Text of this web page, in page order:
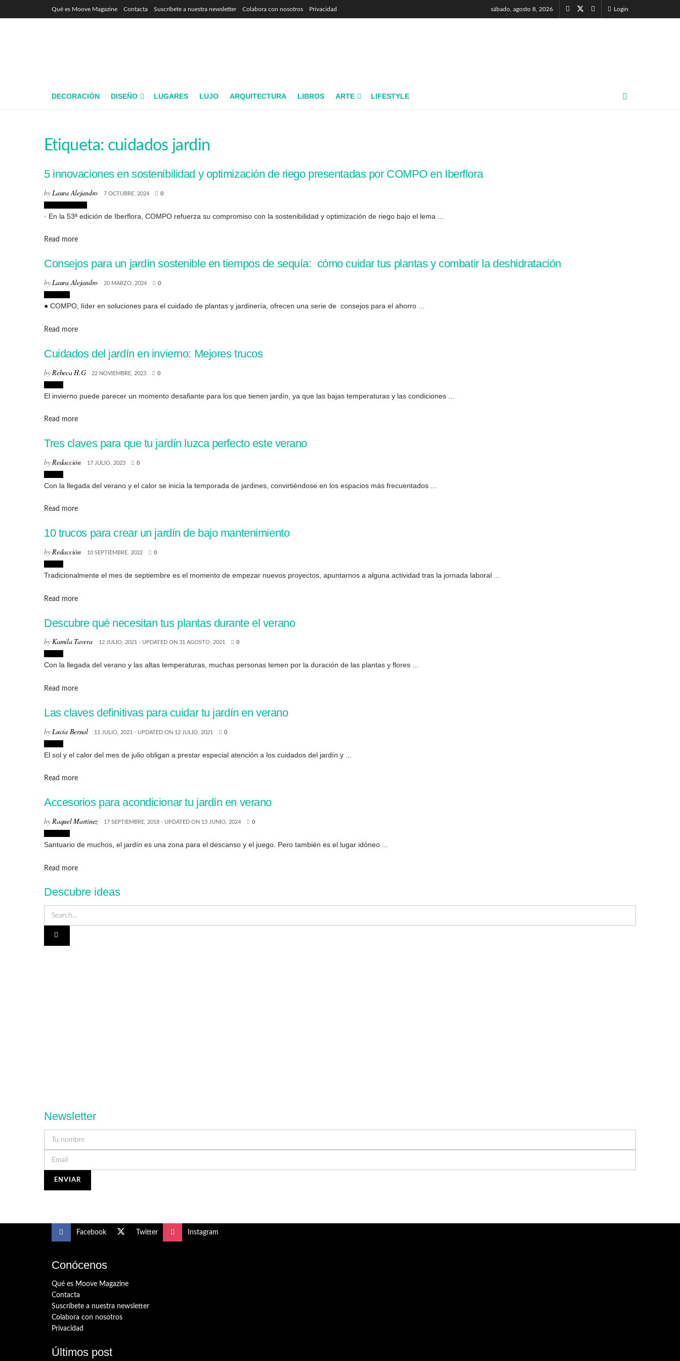
Qué es Moove Magazine Contacta Suscríbete a nuestra newsletter Colabora con nosotros Privacidad sábado, agosto 8, 2026 Login
DECORACIÓN DISEÑO LUGARES LUJO ARQUITECTURA LIBROS ARTE LIFESTYLE
Etiqueta: cuidados jardin
5 innovaciones en sostenibilidad y optimización de riego presentadas por COMPO en Iberflora
byLaura Alejandro 7 OCTUBRE, 2024 0
· En la 53ª edición de Iberflora, COMPO refuerza su compromiso con la sostenibilidad y optimización de riego bajo el lema ...
Read moreDetails
Consejos para un jardín sostenible en tiempos de sequía: cómo cuidar tus plantas y combatir la deshidratación
byLaura Alejandro 20 MARZO, 2024 0
● COMPO, líder en soluciones para el cuidado de plantas y jardinería, ofrecen una serie de consejos para el ahorro ...
Read moreDetails
Cuidados del jardín en invierno: Mejores trucos
by Rebeca H.G 22 NOVIEMBRE, 2023 0
El invierno puede parecer un momento desafiante para los que tienen jardín, ya que las bajas temperaturas y las condiciones ...
Read moreDetails
Tres claves para que tu jardín luzca perfecto este verano
byRedacción 17 JULIO, 2023 0
Con la llegada del verano y el calor se inicia la temporada de jardines, convirtiéndose en los espacios más frecuentados ...
Read moreDetails
10 trucos para crear un jardín de bajo mantenimiento
byRedacción 10 SEPTIEMBRE, 2022 0
Tradicionalmente el mes de septiembre es el momento de empezar nuevos proyectos, apuntarnos a alguna actividad tras la jornada laboral ...
Read moreDetails
Descubre qué necesitan tus plantas durante el verano
byKamila Tavera 12 JULIO, 2021 - UPDATED ON 31 AGOSTO, 2021 0
Con la llegada del verano y las altas temperaturas, muchas personas temen por la duración de las plantas y flores ...
Read moreDetails
Las claves definitivas para cuidar tu jardín en verano
by Lucía Bernal 11 JULIO, 2021 - UPDATED ON 12 JULIO, 2021 0
El sol y el calor del mes de julio obligan a prestar especial atención a los cuidados del jardín y ...
Read moreDetails
Accesorios para acondicionar tu jardín en verano
byRaquel Martínez 17 SEPTIEMBRE, 2018 - UPDATED ON 13 JUNIO, 2024 0
Santuario de muchos, el jardín es una zona para el descanso y el juego. Pero también es el lugar idóneo ...
Read moreDetails
Descubre ideas
Newsletter
Facebook Twitter Instagram
Conócenos
Qué es Moove Magazine
Contacta
Suscríbete a nuestra newsletter
Colabora con nosotros
Privacidad
Últimos post